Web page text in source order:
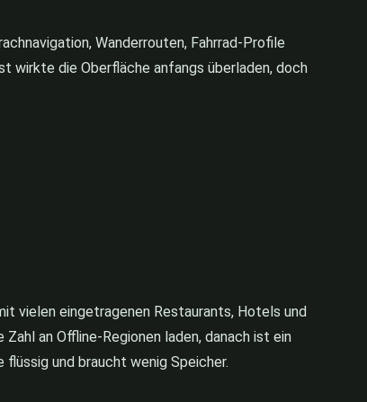
Wanderrouten, Fahrrad-Profile
wirkte die Oberfläche anfangs überladen, doch
vielen eingetragenen Restaurants, Hotels und
an Offline-Regionen laden, danach ist ein
und braucht wenig Speicher.